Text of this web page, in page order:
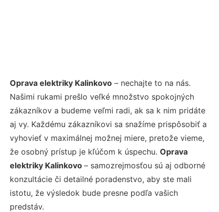
Oprava elektriky Kalinkovo – nechajte to na nás.
Našimi rukami prešlo veľké množstvo spokojných
zákazníkov a budeme veľmi radi, ak sa k nim pridáte
aj vy. Každému zákazníkovi sa snažíme prispôsobiť a
vyhovieť v maximálnej možnej miere, pretože vieme,
že osobný prístup je kľúčom k úspechu. Oprava
elektriky Kalinkovo – samozrejmosťou sú aj odborné
konzultácie či detailné poradenstvo, aby ste mali
istotu, že výsledok bude presne podľa vašich
predstáv.